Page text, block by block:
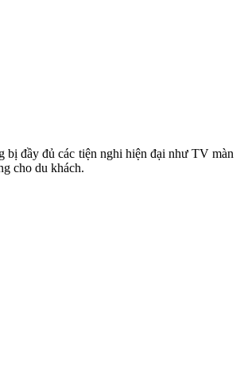
bị đầy đủ các tiện nghi hiện đại như TV màn
cho du khách.